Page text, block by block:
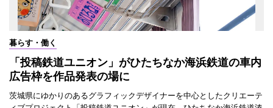
暮らす・働く
「投稿鉄道ユニオン」がひたちなか海浜鉄道の車内
広告枠を作品発表の場に
茨城県にゆかりのあるグラフィックデザイナーを中心としたクリエーテ